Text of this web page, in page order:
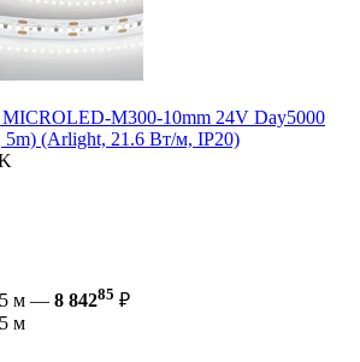
MICROLED-M300-10mm 24V Day5000
5m) (Arlight, 21.6 Вт/м, IP20)
5 м — 8 84285 ₽
м